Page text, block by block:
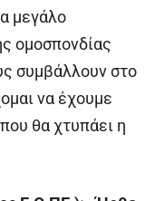
μεγάλο
ομοσπονδίας
συμβάλλουν στο
να έχουμε
θα χτυπάει η